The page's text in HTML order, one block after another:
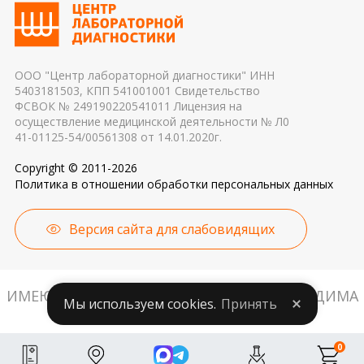
применяемые реагенты также могут стать
причиной погрешности в результатах
ООО "Центр лабораторной диагностики" ИНН
5403181503, КПП 541001001 Свидетельство
ФСВОК № 249190220541011 Лицензия на
осуществление медицинской деятельности № Л0
41-01125-54/00561308 от 14.01.2020г.
Copyright © 2011-2026
Политика в отношении обработки персональных данных
Версия сайта для слабовидящих
ИМЕЮТСЯ ПРОТИВОПОКАЗАНИЯ. НЕОБХОДИМА
КОНСУЛЬТАЦИЯ СПЕЦИАЛИСТА.
0
Мы используем cookies. Принять